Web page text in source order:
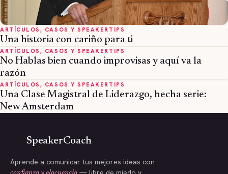
ARTÍCULOS, CASOS Y SPEAKERTIPS
Una historia con cariño para ti
ARTÍCULOS, CASOS Y SPEAKERTIPS
No Hablas bien cuando improvisas y aquí va la
razón
ARTÍCULOS, CASOS Y SPEAKERTIPS
Una Clase Magistral de Liderazgo, hecha serie:
New Amsterdam
SpeakerCoach
Aprende a comunicar tus mejores ideas con